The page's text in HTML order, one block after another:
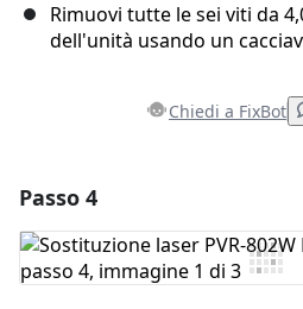
Rimuovi tutte le sei viti da
dell'unità usando un
Chiedi a FixBot
Aggiungi Commento
Passo 4